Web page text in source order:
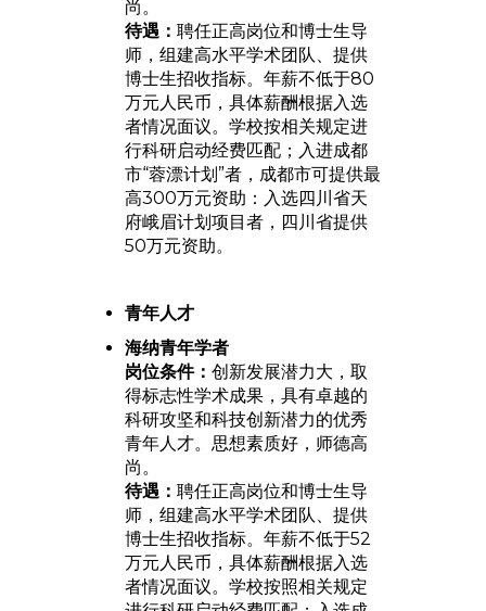
尚。
待遇： 聘任正高岗位和博士生导
师，组建高水平学术团队、提供
博士生招收指标。年薪不低于80
万元人民币，具体薪酬根据入选
者情况面议。学校按相关规定进
行科研启动经费匹配；入进成都
市“蓉漂计划”者，成都市可提供最
高300万元资助：入选四川省天
府峨眉计划项目者，四川省提供
50万元资助。
青年人才
海纳青年学者
岗位条件： 创新发展潜力大，取
得标志性学术成果，具有卓越的
科研攻坚和科技创新潜力的优秀
青年人才。思想素质好，师德高
尚。
待遇： 聘任正高岗位和博士生导
师，组建高水平学术团队、提供
博士生招收指标。年薪不低于52
万元人民币，具体薪酬根据入选
者情况面议。学校按照相关规定